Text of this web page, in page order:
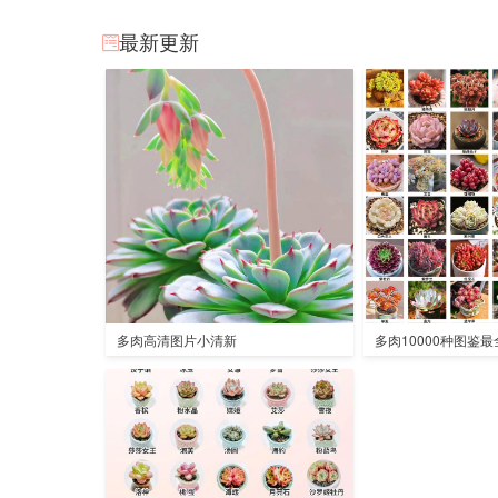
最新更新
多肉高清图片小清新 多肉10000种图鉴最